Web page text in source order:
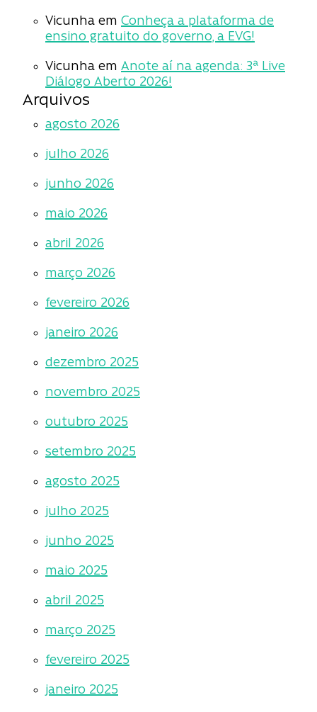
Vicunha em Conheça a plataforma de
ensino gratuito do governo, a EVG!
Vicunha em Anote aí na agenda: 3ª Live
Diálogo Aberto 2026!
Arquivos
agosto 2026
julho 2026
junho 2026
maio 2026
abril 2026
março 2026
fevereiro 2026
janeiro 2026
dezembro 2025
novembro 2025
outubro 2025
setembro 2025
agosto 2025
julho 2025
junho 2025
maio 2025
abril 2025
março 2025
fevereiro 2025
janeiro 2025